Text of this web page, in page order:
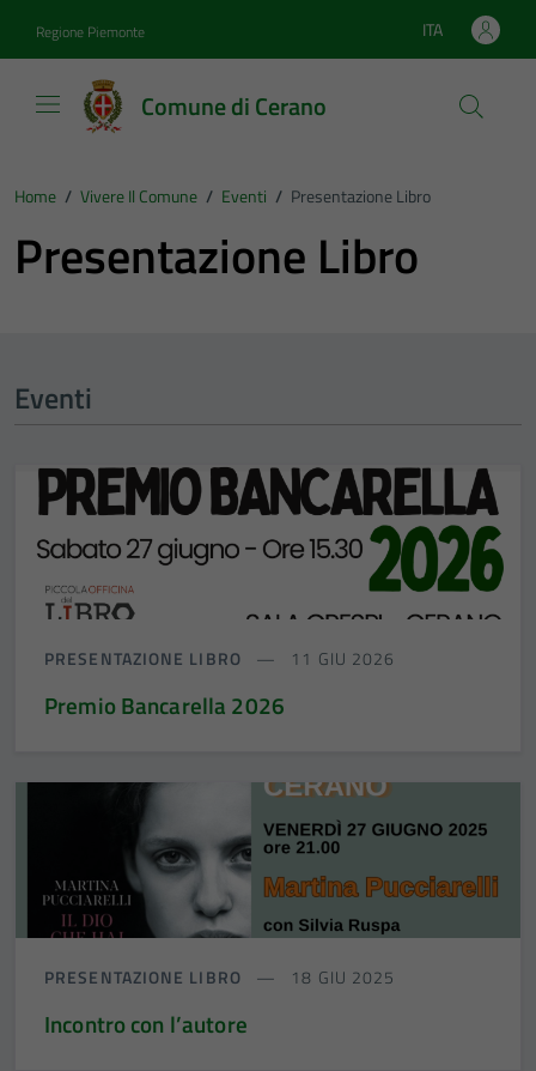
Regione Piemonte Lingua attiva:
ITA
Comune di Cerano
Home / Vivere Il Comune / Eventi / Presentazione Libro
Presentazione Libro
Eventi
PRESENTAZIONE LIBRO 11 GIU 2026
Premio Bancarella 2026
PRESENTAZIONE LIBRO 18 GIU 2025
Incontro con l’autore